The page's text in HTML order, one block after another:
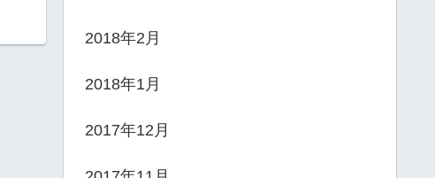
2018年2月
2018年1月
2017年12月